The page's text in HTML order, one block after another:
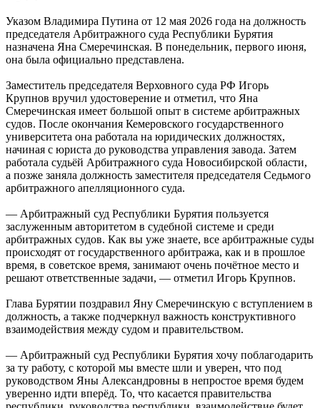
Указом Владимира Путина от 12 мая 2026 года на должность
председателя Арбитражного суда Республики Бурятия
назначена Яна Смеречинская. В понедельник, первого июня,
она была официально представлена.
Заместитель председателя Верховного суда РФ Игорь
Крупнов вручил удостоверение и отметил, что Яна
Смеречинская имеет большой опыт в системе арбитражных
судов. После окончания Кемеровского государственного
университета она работала на юридических должностях,
начиная с юриста до руководства управления завода. Затем
работала судьёй Арбитражного суда Новосибирской области,
а позже заняла должность заместителя председателя Седьмого
арбитражного апелляционного суда.
— Арбитражный суд Республики Бурятия пользуется
заслуженным авторитетом в судебной системе и среди
арбитражных судов. Как вы уже знаете, все арбитражные суды
происходят от государственного арбитража, как и в прошлое
время, в советское время, занимают очень почётное место и
решают ответственные задачи, — отметил Игорь Крупнов.
Глава Бурятии поздравил Яну Смеречинскую с вступлением в
должность, а также подчеркнул важность конструктивного
взаимодействия между судом и правительством.
— Арбитражный суд Республики Бурятия хочу поблагодарить
за ту работу, с которой мы вместе шли и уверен, что под
руководством Яны Александровны в непростое время будем
уверенно идти вперёд. То, что касается правительства